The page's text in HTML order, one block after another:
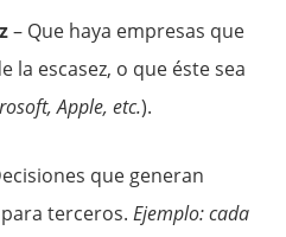
– Que haya empresas que
la escasez, o que éste sea
Apple, etc.).
que generan
terceros.Ejemplo: cada